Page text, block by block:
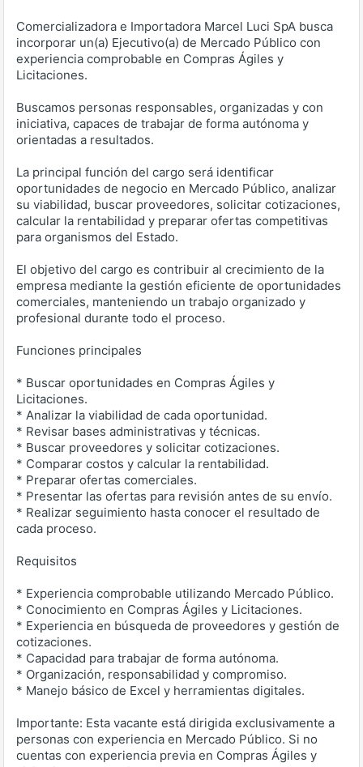
Comercializadora e Importadora Marcel Luci SpA busca
incorporar un(a) Ejecutivo(a) de Mercado Público con
experiencia comprobable en Compras Ágiles y
Licitaciones.
Buscamos personas responsables, organizadas y con
iniciativa, capaces de trabajar de forma autónoma y
orientadas a resultados.
La principal función del cargo será identificar
oportunidades de negocio en Mercado Público, analizar
su viabilidad, buscar proveedores, solicitar cotizaciones,
calcular la rentabilidad y preparar ofertas competitivas
para organismos del Estado.
El objetivo del cargo es contribuir al crecimiento de la
empresa mediante la gestión eficiente de oportunidades
comerciales, manteniendo un trabajo organizado y
profesional durante todo el proceso.
Funciones principales
* Buscar oportunidades en Compras Ágiles y
Licitaciones.
* Analizar la viabilidad de cada oportunidad.
* Revisar bases administrativas y técnicas.
* Buscar proveedores y solicitar cotizaciones.
* Comparar costos y calcular la rentabilidad.
* Preparar ofertas comerciales.
* Presentar las ofertas para revisión antes de su envío.
* Realizar seguimiento hasta conocer el resultado de
cada proceso.
Requisitos
* Experiencia comprobable utilizando Mercado Público.
* Conocimiento en Compras Ágiles y Licitaciones.
* Experiencia en búsqueda de proveedores y gestión de
cotizaciones.
* Capacidad para trabajar de forma autónoma.
* Organización, responsabilidad y compromiso.
* Manejo básico de Excel y herramientas digitales.
Importante: Esta vacante está dirigida exclusivamente a
personas con experiencia en Mercado Público. Si no
cuentas con experiencia previa en Compras Ágiles y